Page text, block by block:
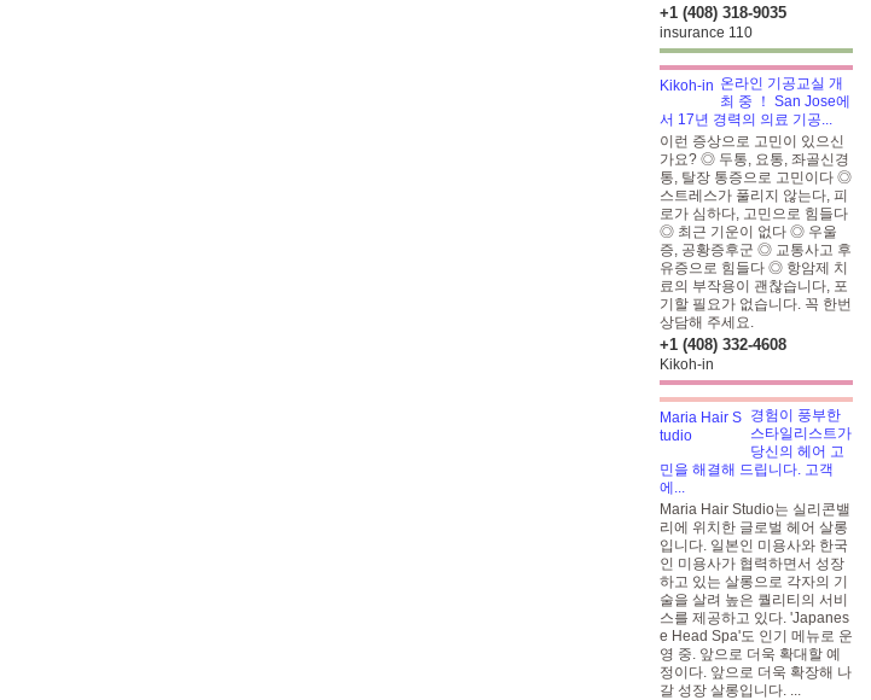
+1 (408) 318-9035
insurance 110
온라인 기공교실 개
최 중 ！ San Jose에
서 17년 경력의 의료 기공...
이런 증상으로 고민이 있으신
가요? ◎ 두통, 요통, 좌골신경
통, 탈장 통증으로 고민이다 ◎
스트레스가 풀리지 않는다, 피
로가 심하다, 고민으로 힘들다
◎ 최근 기운이 없다 ◎ 우울
증, 공황증후군 ◎ 교통사고 후
유증으로 힘들다 ◎ 항암제 치
료의 부작용이 괜찮습니다, 포
기할 필요가 없습니다. 꼭 한번
상담해 주세요.
+1 (408) 332-4608
Kikoh-in
경험이 풍부한
스타일리스트가
당신의 헤어 고
민을 해결해 드립니다. 고객
에...
Maria Hair Studio는 실리콘밸
리에 위치한 글로벌 헤어 살롱
입니다. 일본인 미용사와 한국
인 미용사가 협력하면서 성장
하고 있는 살롱으로 각자의 기
술을 살려 높은 퀄리티의 서비
스를 제공하고 있다. 'Japanes
e Head Spa'도 인기 메뉴로 운
영 중. 앞으로 더욱 확대할 예
정이다. 앞으로 더욱 확장해 나
갈 성장 살롱입니다. ...